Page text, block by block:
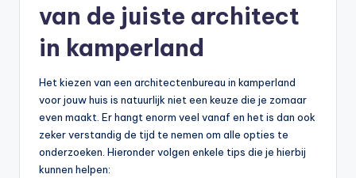
van de juiste architect
in kamperland
Het kiezen van een architectenbureau in kamperland
voor jouw huis is natuurlijk niet een keuze die je zomaar
even maakt. Er hangt enorm veel vanaf en het is dan ook
zeker verstandig de tijd te nemen om alle opties te
onderzoeken. Hieronder volgen enkele tips die je hierbij
kunnen helpen: